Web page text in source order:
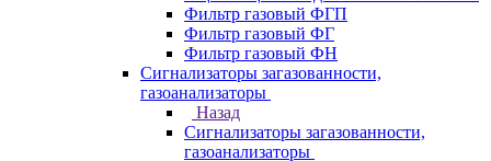
Фильтр газовый ФГП
Фильтр газовый ФГ
Фильтр газовый ФН
Сигнализаторы загазованности,
газоанализаторы
Назад
Сигнализаторы загазованности,
газоанализаторы